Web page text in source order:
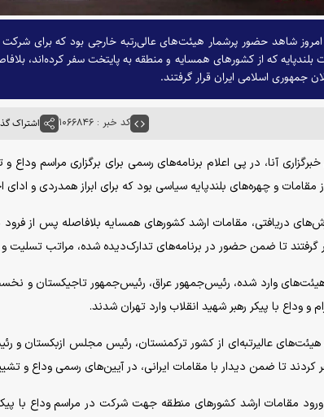
امروز شاهد حضور پرشمار هیئت‌های عالی‌رتبه خارجی بود که برای شرکت
بلندپایه که از کشور‌های همسایه و منطقه به پایتخت سفر کرده‌اند،
جمهوری اسلامی ایران قرار گرفتند.
کد خبر : ۱۰۶۶۸۴۶ اشتراک
آنا، در پی اعلام برنامه‌های رسمی برای برگزاری مراسم
مقامات و چهره‌های بلندپایه سیاسی بود که برای ابراز همدردی و
دریافتی، مقامات ارشد کشور‌های همسایه بلافاصله پس از
گرفتند تا ضمن حضور در برنامه‌های تدارک‌دیده شده، مراتب تسلیت و
وارد شده، رئیس‌جمهور عراق، رئیس‌جمهور تاجیکستان و
و وداع با پیکر رهبر شهید انقلاب وارد تهران شدند.
عالیرتبه‌ای از کشور ترکمنستان، رئیس مجلس ازبکستان و
کردند تا ضمن دیدار با مقامات ایرانی، در آیین‌های رسمی وداع و
ورود مقامات ارشد کشور‌های منطقه جهت شرکت در مراسم وداع با